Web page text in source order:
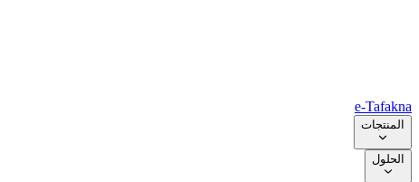
e-Tafakna
المنتجات
الحلول